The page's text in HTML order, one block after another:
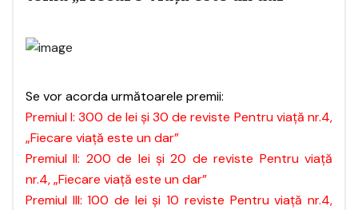
Se vor acorda următoarele premii:
Premiul I: 300 de lei şi 30 de reviste Pentru viaţă nr.4,
„Fiecare viață este un dar”
Premiul II: 200 de lei şi 20 de reviste Pentru viaţă
nr.4, „Fiecare viață este un dar”
Premiul III: 100 de lei şi 10 reviste Pentru viaţă nr.4,